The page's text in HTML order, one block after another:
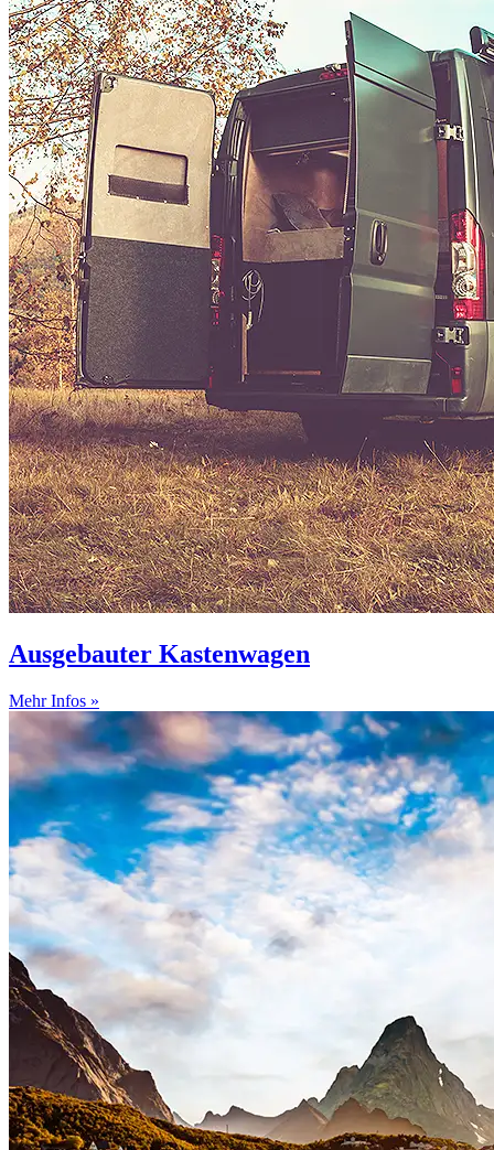
Ausgebauter Kastenwagen
Mehr Infos »